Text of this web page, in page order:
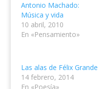
Antonio Machado:
Música y vida
10 abril, 2010
En «Pensamiento»
Las alas de Félix Grande
14 febrero, 2014
En «Poesía»